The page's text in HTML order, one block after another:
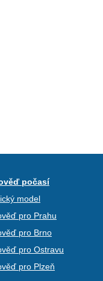
počasí
model
pro Prahu
pro Brno
pro Ostravu
pro Plzeň